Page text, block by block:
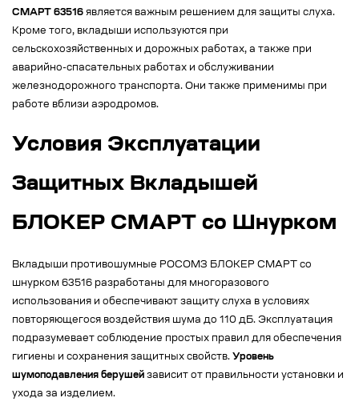
СМАРТ 63516 является важным решением для защиты слуха.
Кроме того, вкладыши используются при
сельскохозяйственных и дорожных работах, а также при
аварийно-спасательных работах и обслуживании
железнодорожного транспорта. Они также применимы при
работе вблизи аэродромов.
Условия Эксплуатации
Защитных Вкладышей
БЛОКЕР СМАРТ со Шнурком
Вкладыши противошумные РОСОМЗ БЛОКЕР СМАРТ со
шнурком 63516 разработаны для многоразового
использования и обеспечивают защиту слуха в условиях
повторяющегося воздействия шума до 110 дБ. Эксплуатация
подразумевает соблюдение простых правил для обеспечения
гигиены и сохранения защитных свойств. Уровень
шумоподавления берушей зависит от правильности установки и
ухода за изделием.